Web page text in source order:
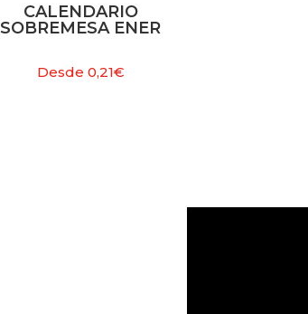
CALENDARIO
SOBREMESA ENER
Desde 0,21€